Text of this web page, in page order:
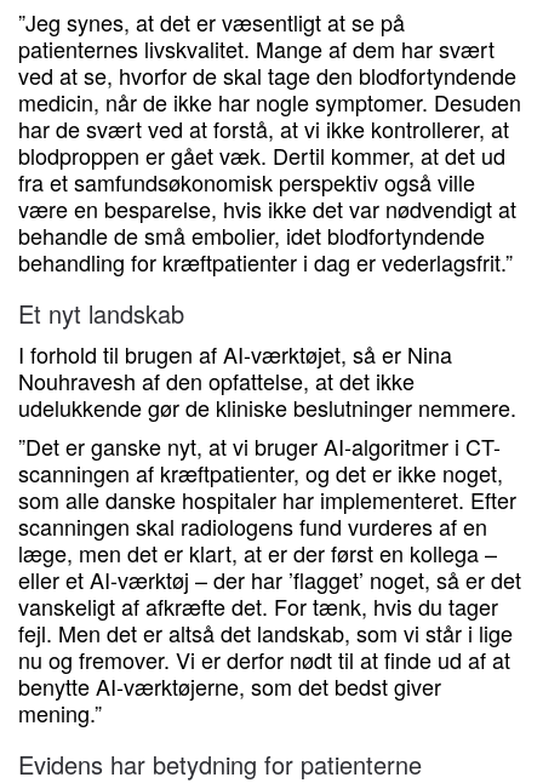
”Jeg synes, at det er væsentligt at se på
patienternes livskvalitet. Mange af dem har svært
ved at se, hvorfor de skal tage den blodfortyndende
medicin, når de ikke har nogle symptomer. Desuden
har de svært ved at forstå, at vi ikke kontrollerer, at
blodproppen er gået væk. Dertil kommer, at det ud
fra et samfundsøkonomisk perspektiv også ville
være en besparelse, hvis ikke det var nødvendigt at
behandle de små embolier, idet blodfortyndende
behandling for kræftpatienter i dag er vederlagsfrit.”
Et nyt landskab
I forhold til brugen af AI-værktøjet, så er Nina
Nouhravesh af den opfattelse, at det ikke
udelukkende gør de kliniske beslutninger nemmere.
”Det er ganske nyt, at vi bruger AI-algoritmer i CT-
scanningen af kræftpatienter, og det er ikke noget,
som alle danske hospitaler har implementeret. Efter
scanningen skal radiologens fund vurderes af en
læge, men det er klart, at er der først en kollega –
eller et AI-værktøj – der har ’flagget’ noget, så er det
vanskeligt af afkræfte det. For tænk, hvis du tager
fejl. Men det er altså det landskab, som vi står i lige
nu og fremover. Vi er derfor nødt til at finde ud af at
benytte AI-værktøjerne, som det bedst giver
mening.”
Evidens har betydning for patienterne